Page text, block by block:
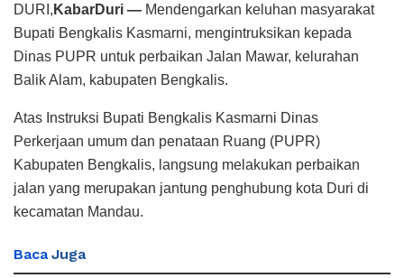
DURI, KabarDuri — Mendengarkan keluhan masyarakat
Bupati Bengkalis Kasmarni, mengintruksikan kepada
Dinas PUPR untuk perbaikan Jalan Mawar, kelurahan
Balik Alam, kabupaten Bengkalis.
Atas Instruksi Bupati Bengkalis Kasmarni Dinas
Perkerjaan umum dan penataan Ruang (PUPR)
Kabupaten Bengkalis, langsung melakukan perbaikan
jalan yang merupakan jantung penghubung kota Duri di
kecamatan Mandau.
Baca Juga